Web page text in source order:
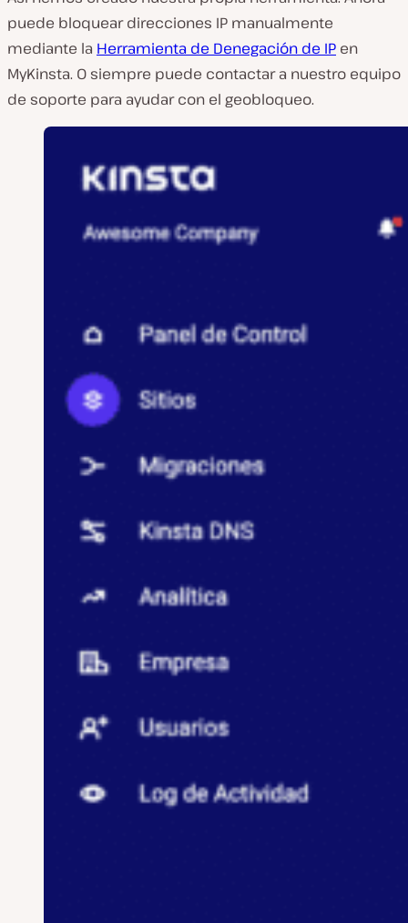
puede bloquear direcciones IP manualmente
mediante la Herramienta de Denegación de IP en
MyKinsta. O siempre puede contactar a nuestro equipo
de soporte para ayudar con el geobloqueo.